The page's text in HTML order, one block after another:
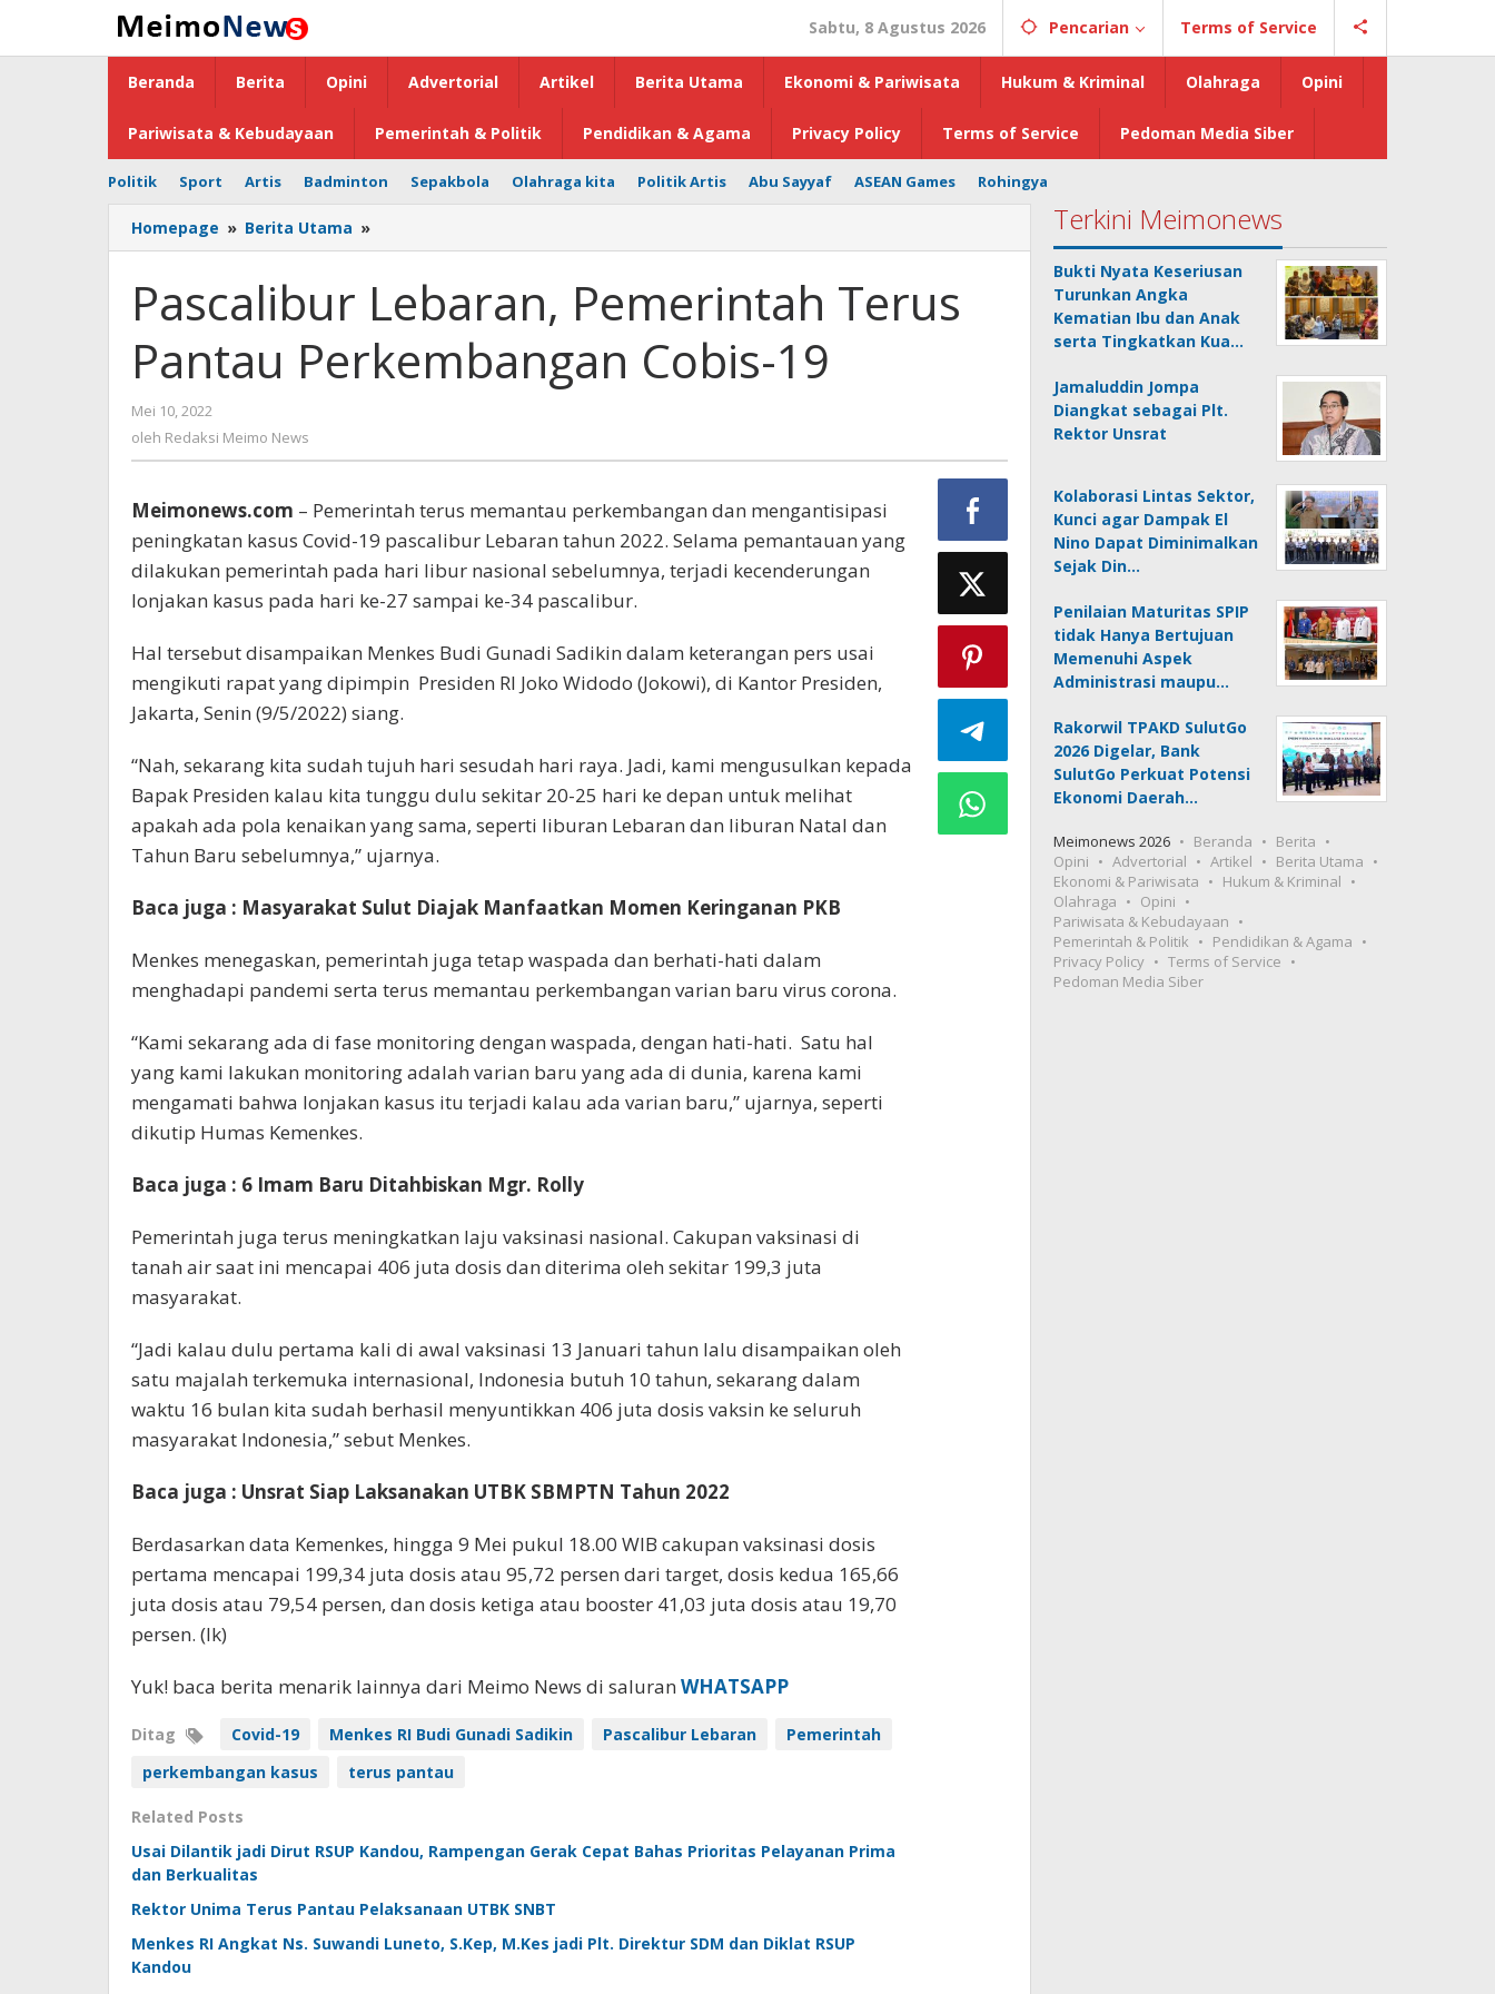
konten
Sabtu, 8 Agustus 2026 Pencarian Terms of Service
Beranda Berita Opini Advertorial Artikel Berita Utama Ekonomi & Pariwisata Hukum & Kriminal Olahraga Opini
Pariwisata & Kebudayaan Pemerintah & Politik Pendidikan & Agama Privacy Policy Terms of Service Pedoman Media Siber
Politik Sport Artis Badminton Sepakbola Olahraga kita Politik Artis Abu Sayyaf ASEAN Games Rohingya
Homepage » Berita Utama »
Lebaran,
Terus
Pantau
Perkembangan
Cobis-
Pascalibur Lebaran, Pemerintah Terus
Pantau Perkembangan Cobis-19
Mei 10, 2022
Redaksi
oleh Redaksi Meimo News
Meimonews.com – Pemerintah terus memantau perkembangan dan mengantisipasi
peningkatan kasus Covid-19 pascalibur Lebaran tahun 2022. Selama pemantauan yang
dilakukan pemerintah pada hari libur nasional sebelumnya, terjadi kecenderungan
lonjakan kasus pada hari ke-27 sampai ke-34 pascalibur.
Hal tersebut disampaikan Menkes Budi Gunadi Sadikin dalam keterangan pers usai
mengikuti rapat yang dipimpin Presiden RI Joko Widodo (Jokowi), di Kantor Presiden,
Jakarta, Senin (9/5/2022) siang.
“Nah, sekarang kita sudah tujuh hari sesudah hari raya. Jadi, kami mengusulkan kepada
Bapak Presiden kalau kita tunggu dulu sekitar 20-25 hari ke depan untuk melihat
apakah ada pola kenaikan yang sama, seperti liburan Lebaran dan liburan Natal dan
Tahun Baru sebelumnya,” ujarnya.
Baca juga : Masyarakat Sulut Diajak Manfaatkan Momen Keringanan PKB
Menkes menegaskan, pemerintah juga tetap waspada dan berhati-hati dalam
menghadapi pandemi serta terus memantau perkembangan varian baru virus corona.
“Kami sekarang ada di fase monitoring dengan waspada, dengan hati-hati. Satu hal
yang kami lakukan monitoring adalah varian baru yang ada di dunia, karena kami
mengamati bahwa lonjakan kasus itu terjadi kalau ada varian baru,” ujarnya, seperti
dikutip Humas Kemenkes.
Baca juga : 6 Imam Baru Ditahbiskan Mgr. Rolly
Pemerintah juga terus meningkatkan laju vaksinasi nasional. Cakupan vaksinasi di
tanah air saat ini mencapai 406 juta dosis dan diterima oleh sekitar 199,3 juta
masyarakat.
“Jadi kalau dulu pertama kali di awal vaksinasi 13 Januari tahun lalu disampaikan oleh
satu majalah terkemuka internasional, Indonesia butuh 10 tahun, sekarang dalam
waktu 16 bulan kita sudah berhasil menyuntikkan 406 juta dosis vaksin ke seluruh
masyarakat Indonesia,” sebut Menkes.
Baca juga : Unsrat Siap Laksanakan UTBK SBMPTN Tahun 2022
Berdasarkan data Kemenkes, hingga 9 Mei pukul 18.00 WIB cakupan vaksinasi dosis
pertama mencapai 199,34 juta dosis atau 95,72 persen dari target, dosis kedua 165,66
juta dosis atau 79,54 persen, dan dosis ketiga atau booster 41,03 juta dosis atau 19,70
persen. (lk)
Yuk! baca berita menarik lainnya dari Meimo News di saluran WHATSAPP
Ditag Covid-19 Menkes RI Budi Gunadi Sadikin Pascalibur Lebaran
Pemerintah
perkembangan kasus
terus pantau
Related Posts
Usai Dilantik jadi Dirut RSUP Kandou, Rampengan Gerak Cepat Bahas Prioritas Pelayanan Prima
dan Berkualitas
Rektor Unima Terus Pantau Pelaksanaan UTBK SNBT
Menkes RI Angkat Ns. Suwandi Luneto, S.Kep, M.Kes jadi Plt. Direktur SDM dan Diklat RSUP
Kandou
Terkini Meimonews
Bukti Nyata Keseriusan
Turunkan Angka
Kematian Ibu dan Anak
serta Tingkatkan Kua…
Jamaluddin Jompa
Diangkat sebagai Plt.
Rektor Unsrat
Kolaborasi Lintas Sektor,
Kunci agar Dampak El
Nino Dapat Diminimalkan
Sejak Din…
Penilaian Maturitas SPIP
tidak Hanya Bertujuan
Memenuhi Aspek
Administrasi maupu…
Rakorwil TPAKD SulutGo
2026 Digelar, Bank
SulutGo Perkuat Potensi
Ekonomi Daerah…
Meimonews 2026 Beranda
Berita
Opini
Advertorial Artikel
Berita Utama
Ekonomi & Pariwisata
Hukum & Kriminal
Olahraga
Opini
Pariwisata & Kebudayaan
Pemerintah & Politik
Pendidikan & Agama
Privacy Policy
Terms of Service
Pedoman Media Siber